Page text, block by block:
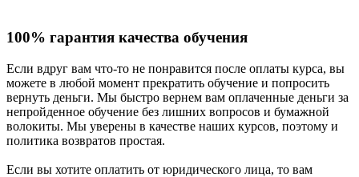
100% гарантия качества обучения
Если вдруг вам что-то не понравится после оплаты курса, вы
можете в любой момент прекратить обучение и попросить
вернуть деньги. Мы быстро вернем вам оплаченные деньги за
непройденное обучение без лишних вопросов и бумажной
волокиты. Мы уверены в качестве наших курсов, поэтому и
политика возвратов простая.
Если вы хотите оплатить от юридического лица, то вам